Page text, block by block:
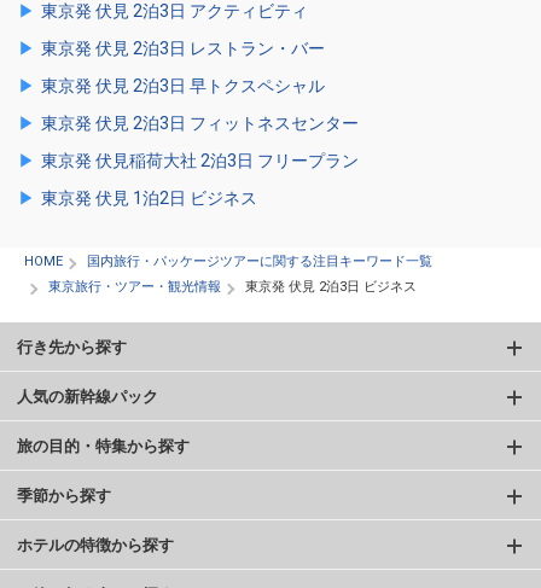
東京発 伏見 2泊3日 アクティビティ
東京発 伏見 2泊3日 レストラン・バー
東京発 伏見 2泊3日 早トクスペシャル
東京発 伏見 2泊3日 フィットネスセンター
東京発 伏見稲荷大社 2泊3日 フリープラン
東京発 伏見 1泊2日 ビジネス
HOME
国内旅行・パッケージツアーに関する注目キーワード一覧
東京旅行・ツアー・観光情報
東京発 伏見 2泊3日 ビジネス
行き先から探す
人気の新幹線パック
旅の目的・特集から探す
季節から探す
ホテルの特徴から探す